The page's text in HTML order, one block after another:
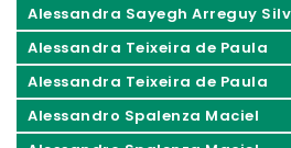
Alessandra Sayegh Arreguy
Alessandra Teixeira de Paula
Alessandra Teixeira de Paula
Alessandro Spalenza Maciel